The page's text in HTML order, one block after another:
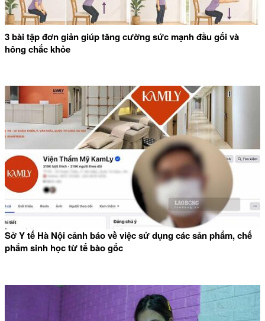
3 bài tập đơn giản giúp tăng cường sức mạnh đầu gối và
hông chắc khỏe
Sở Y tế Hà Nội cảnh báo về việc sử dụng các sản phẩm, chế
phẩm sinh học từ tế bào gốc